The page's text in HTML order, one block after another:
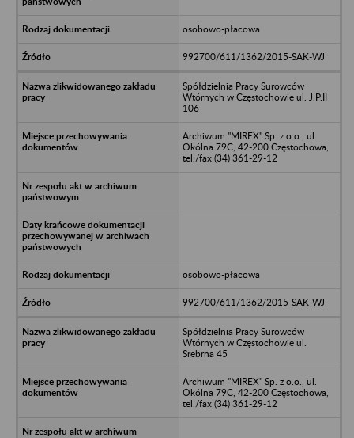
osobowo-płacowa
992700/611/1362/2015-SAK-WJ
Spółdzielnia Pracy Surowców
Wtórnych w Częstochowie ul. J.P.II
106
Archiwum "MIREX" Sp. z o.o., ul.
Okólna 79C, 42-200 Częstochowa,
tel./fax (34) 361-29-12
osobowo-płacowa
992700/611/1362/2015-SAK-WJ
Spółdzielnia Pracy Surowców
Wtórnych w Częstochowie ul.
Srebrna 45
Archiwum "MIREX" Sp. z o.o., ul.
Okólna 79C, 42-200 Częstochowa,
tel./fax (34) 361-29-12